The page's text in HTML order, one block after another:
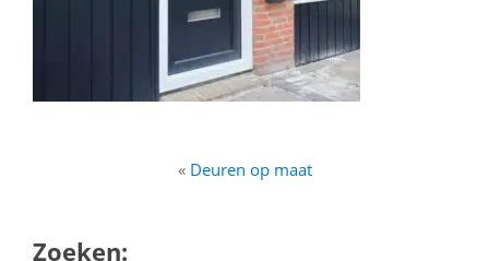
« Deuren op maat
Zoeken: